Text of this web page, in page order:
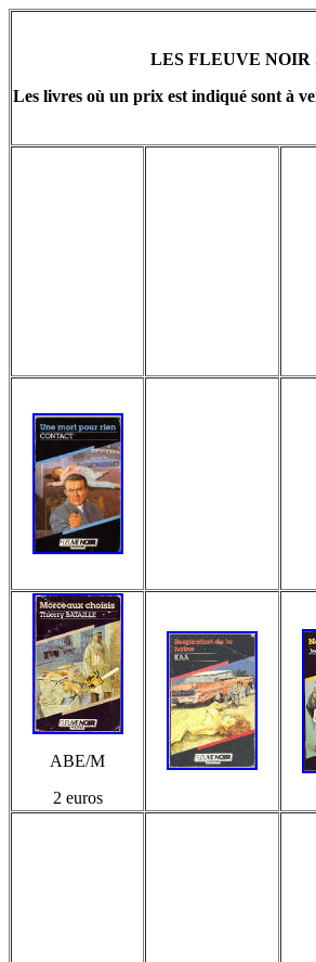
LES FLEUVE NOIR
Les livres où un prix est indiqué sont à
ABE/M
2 euros